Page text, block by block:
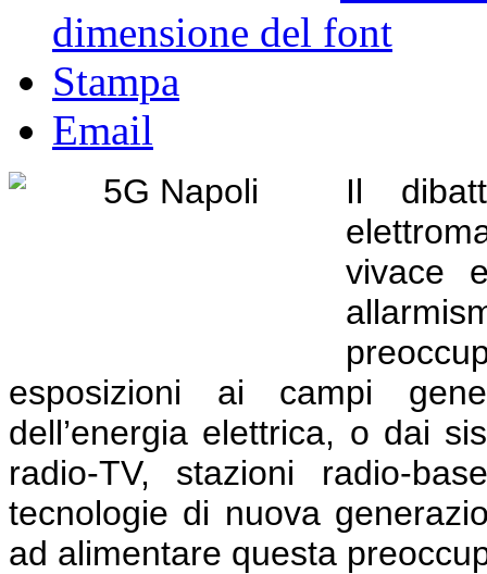
dimensione del font
Stampa
Email
Il
vivace
esposizioni ai campi
dell’energia elettrica, o dai
radio-TV, stazioni radio-
tecnologie di nuova
ad alimentare questa